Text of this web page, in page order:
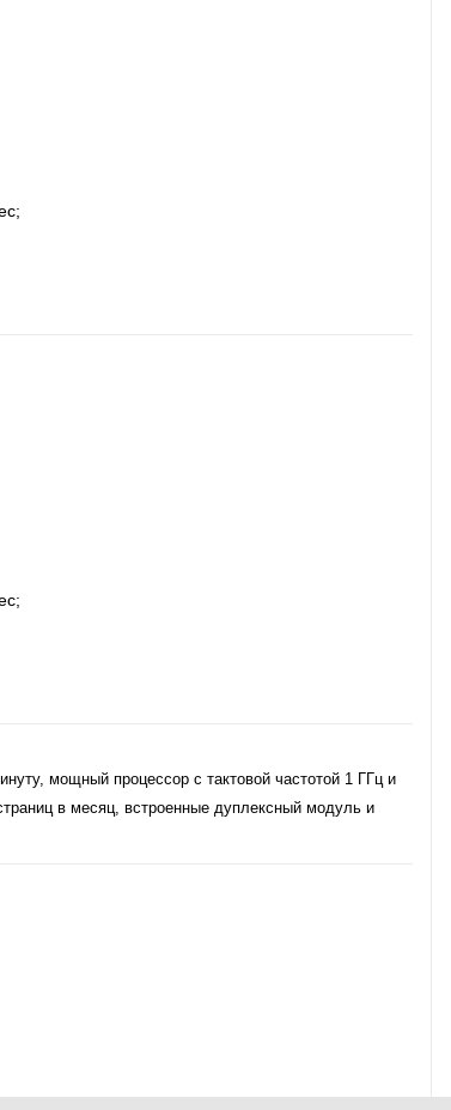
мощный процессор с тактовой частотой 1 ГГц и
в месяц, встроенные дуплексный модуль и